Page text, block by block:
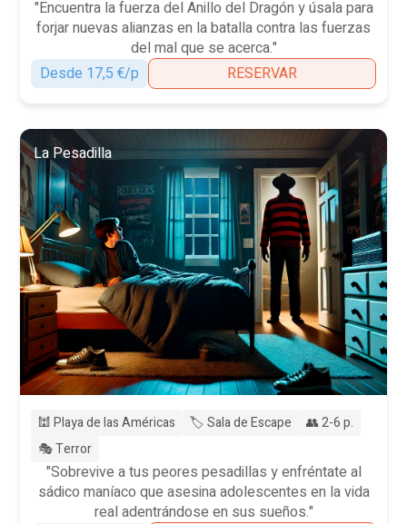
"Encuentra la fuerza del Anillo del Dragón y úsala para
forjar nuevas alianzas en la batalla contra las fuerzas
del mal que se acerca."
Desde 17,5 €/p
RESERVAR
La Pesadilla
🕍 Playa de las Américas 🏷️ Sala de Escape
👥 2-6 p.
🎭 Terror
"Sobrevive a tus peores pesadillas y enfréntate al
sádico maníaco que asesina adolescentes en la vida
real adentrándose en sus sueños."